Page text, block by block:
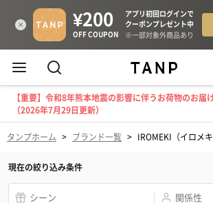
【重要】令和8年熊本地震の影響に伴うお荷物のお届
（2026年7月29日更新）
タンプホーム > ブランド一覧 > IROMEKI（イロメキ
現在の絞り込み条件
シーン 関係性